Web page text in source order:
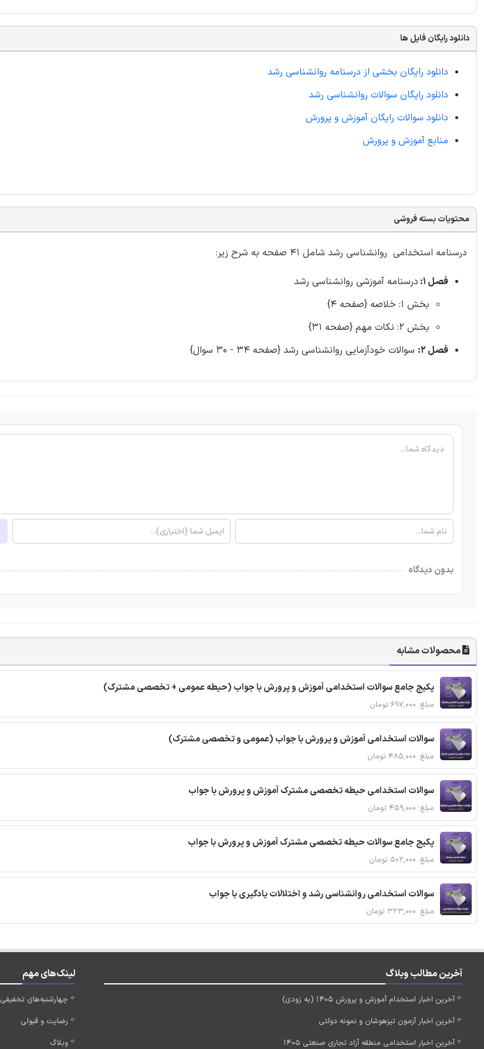
دانلود رایگان فایل ها
دانلود رایگان بخشی از درسنامه روانشناسی رشد
دانلود رایگان سوالات روانشناسی رشد
دانلود سوالات رایگان آموزش و پرورش
منابع آموزش و پرورش
محتویات بسته فروشی
درسنامه استخدامی روانشناسی رشد شامل 41 صفحه به شرح زیر:
فصل 1:
درسنامه آموزشی روانشناسی رشد
بخش 1: خلاصه {صفحه 4}
بخش 2: نکات مهم {صفحه 31}
فصل 2:
سوالات خودآزمایی روانشناسی رشد {صفحه 34 - 30 سوال}
بدون دیدگاه
محصولات مشابه
پکیج جامع سوالات استخدامی آموزش و پرورش با جواب (حیطه عمومی + تخصصی مشترک)
مبلغ: ۶۹۷,۰۰۰ تومان
سوالات استخدامی آموزش و پرورش با جواب (عمومی و تخصصی مشترک)
مبلغ: ۴۸۵,۰۰۰ تومان
سوالات استخدامی حیطه تخصصی مشترک آموزش و پرورش با جواب
مبلغ: ۴۵۹,۰۰۰ تومان
پکیج جامع سوالات حیطه تخصصی مشترک آموزش و پرورش با جواب
مبلغ: ۵۰۲,۰۰۰ تومان
سوالات استخدامی روانشناسی رشد و اختلالات یادگیری با جواب
مبلغ: ۳۲۳,۰۰۰ تومان
آخرین مطالب وبلاگ
آخرین اخبار استخدام آموزش و پرورش 1405 (به زودی)
آخرین اخبار آزمون تیزهوشان و نمونه دولتی
آخرین اخبار استخدامی منطقه آزاد تجاری صنعتی 1405
لینک‌های مهم
چهارشنبه‌های تخفیفی
رضایت و قبولی
وبلاگ